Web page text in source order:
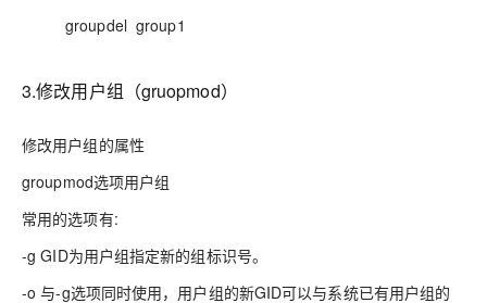
groupdel group1
3.修改用户组（gruopmod）
修改用户组的属性
groupmod选项用户组
常用的选项有:
-g GID为用户组指定新的组标识号。
-o 与-g选项同时使用，用户组的新GID可以与系统已有用户组的